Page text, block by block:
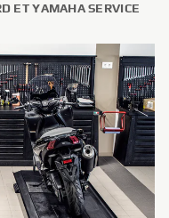
ET YAMAHA SERVICE